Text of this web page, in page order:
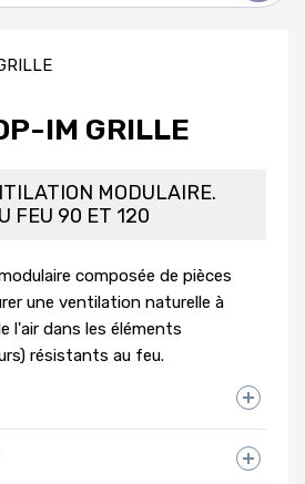
IM GRILLE
MODULAIRE.
FEU 90 ET 120
composée de pièces
une ventilation naturelle à
l'air dans les éléments
résistants au feu.